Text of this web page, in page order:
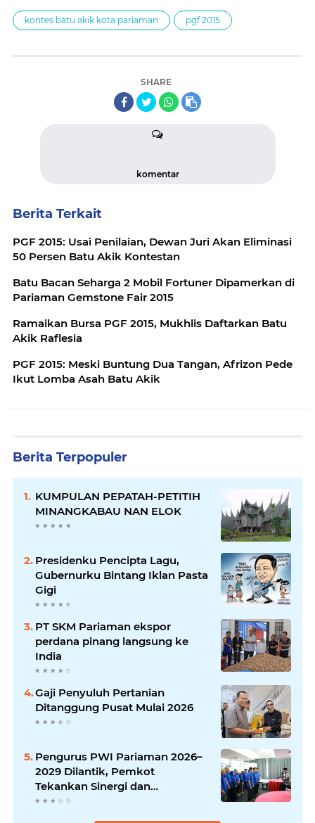
kontes batu akik kota pariaman pgf 2015
SHARE
komentar
Berita Terkait
PGF 2015: Usai Penilaian, Dewan Juri Akan Eliminasi
50 Persen Batu Akik Kontestan
Batu Bacan Seharga 2 Mobil Fortuner Dipamerkan di
Pariaman Gemstone Fair 2015
Ramaikan Bursa PGF 2015, Mukhlis Daftarkan Batu
Akik Raflesia
PGF 2015: Meski Buntung Dua Tangan, Afrizon Pede
Ikut Lomba Asah Batu Akik
Berita Terpopuler
KUMPULAN PEPATAH-PETITIH
MINANGKABAU NAN ELOK
Presidenku Pencipta Lagu,
Gubernurku Bintang Iklan Pasta
Gigi
PT SKM Pariaman ekspor
perdana pinang langsung ke
India
Gaji Penyuluh Pertanian
Ditanggung Pusat Mulai 2026
Pengurus PWI Pariaman 2026–
2029 Dilantik, Pemkot
Tekankan Sinergi dan
Profesionalisme Pers